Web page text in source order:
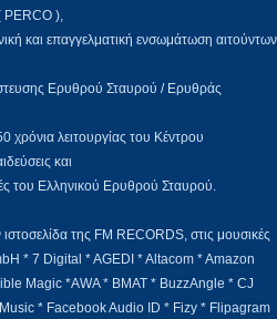
),
και επαγγελματική ενσωμάτωση αιτούντων
Ερυθρού Σταυρού / Ερυθράς
χρόνια λειτουργίας του Κέντρου
και
του Ελληνικού Ερυθρού Σταυρού.
της FM RECORDS, στις μουσικές
* 7 Digital * AGEDI * Altacom * Amazon
Magic *AWA * BMAT * BuzzAngle * CJ
* Facebook Audio ID * Fizy * Flipagram